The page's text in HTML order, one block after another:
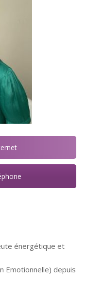
énergétique et
Emotionnelle) depuis